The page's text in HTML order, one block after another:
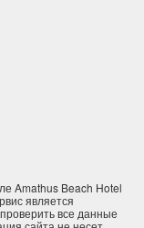
Amathus Beach Hotel
является
все данные